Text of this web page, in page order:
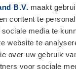
B.V. maakt
content te
media te
website te
over uw gebruik
voor sociale
(Je bouwt